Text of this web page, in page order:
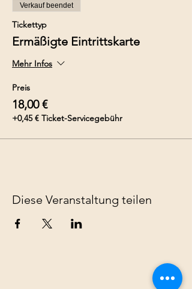
Verkauf beendet
Tickettyp
Ermäßigte Eintrittskarte
Mehr Infos
Preis
18,00 €
+0,45 € Ticket-Servicegebühr
Diese Veranstaltung teilen